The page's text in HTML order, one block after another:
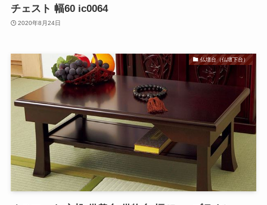
チェスト 幅60 ic0064
2020年8月24日
仏壇台（仏壇下台）